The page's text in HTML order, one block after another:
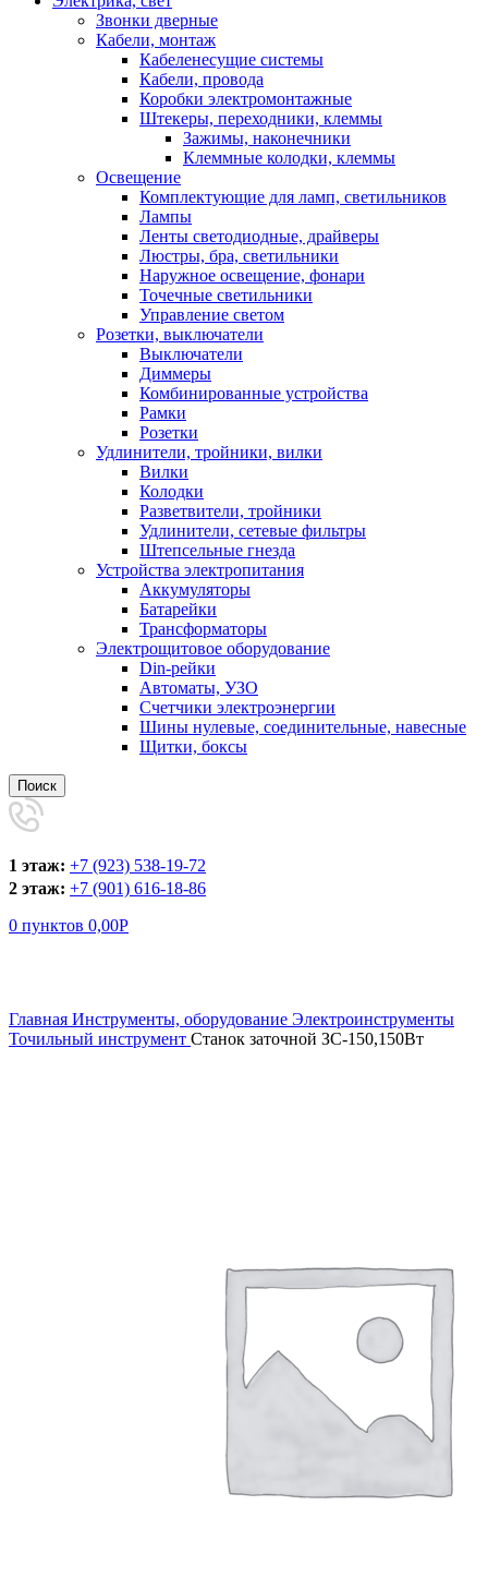
Звонки дверные
Кабели, монтаж
Кабеленесущие системы
Кабели, провода
Коробки электромонтажные
Штекеры, переходники, клеммы
Зажимы, наконечники
Клеммные колодки, клеммы
Освещение
Комплектующие для ламп, светильников
Лампы
Ленты светодиодные, драйверы
Люстры, бра, светильники
Наружное освещение, фонари
Точечные светильники
Управление светом
Розетки, выключатели
Выключатели
Диммеры
Комбинированные устройства
Рамки
Розетки
Удлинители, тройники, вилки
Вилки
Колодки
Разветвители, тройники
Удлинители, сетевые фильтры
Штепсельные гнезда
Устройства электропитания
Аккумуляторы
Батарейки
Трансформаторы
Электрощитовое оборудование
Din-рейки
Автоматы, УЗО
Счетчики электроэнергии
Шины нулевые, соединительные, навесные
Щитки, боксы
Поиск
1 этаж: +7 (923) 538-19-72
2 этаж: +7 (901) 616-18-86
0 пунктов 0,00Р
Главная Инструменты, оборудование Электроинструменты
Точильный инструмент Станок заточной ЗС-150,150Вт